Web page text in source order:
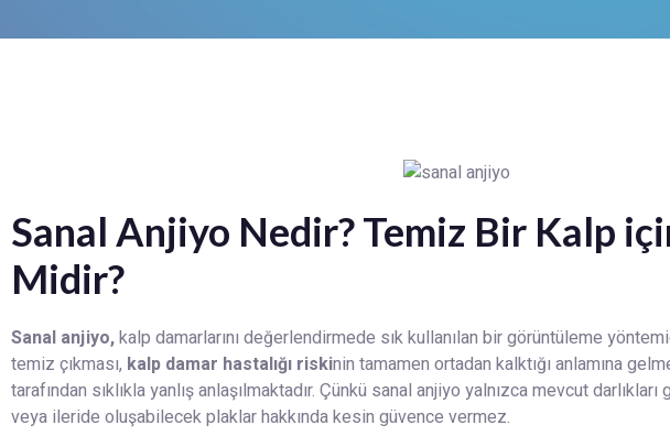
Sanal Anjiyo Nedir? Temiz Bir Kalp
Midir?
Sanal anjiyo,kalp damarlarını değerlendirmede sık kullanılan bir görüntüleme
temiz çıkması, kalp damar hastalığı riskinin tamamen ortadan kalktığı anlamına
tarafından sıklıkla yanlış anlaşılmaktadır. Çünkü sanal anjiyo yalnızca mevcut
veya ileride oluşabilecek plaklar hakkında kesin güvence vermez.